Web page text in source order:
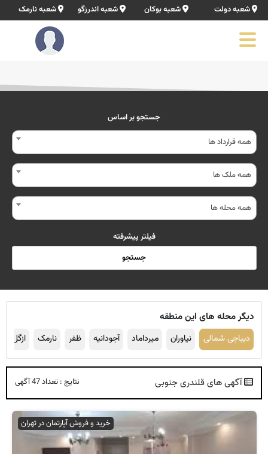
شعبه دولت شعبه بوکان شعبه اندرزگو شعبه نارمک
جستجو بر اساس
همه قرارداد ها
همه ملک ها
همه محله ها
فیلتر پیشرفته
جستجو
دیگر محله های این منطقه
دیباجی شمالی نیاوران میرداماد آجودانیه ظفر نارمک ازگل
آگهی های قلندری جنوبی نتایج : تعداد 47 آگهی
خرید و فروش آپارتمان در تهران